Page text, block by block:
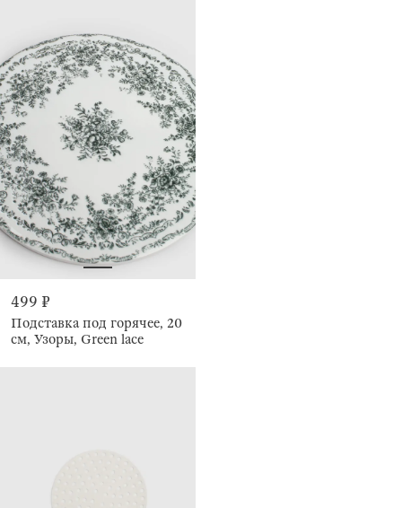
499 ₽
Подставка под горячее, 20
см, Узоры, Green lace